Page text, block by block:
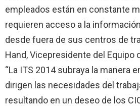
empleados están en constante
requieren acceso a la
desde fuera de sus centros de
Hand, Vicepresidente del Equipo
“La ITS 2014 subraya la manera
dirigen las necesidades del
resultando en un deseo de los